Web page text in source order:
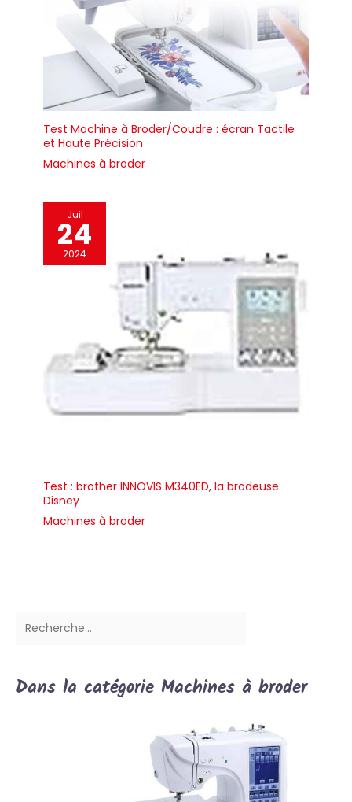
embellissez des quilts et
des textiles d’intérieur,
créez des pièces de
mode uniques ou
explorez simplement la
broderie comme un loisir
relaxant. La machine à
broder EOC05 s’adapte à
toutes vos envies
création totale Importez
vos propres motifs et
logiciel numérique de
photographies ou des
créations originales,
l’EOC05 donne vie à
votre vision grâce à une
broderie précise et
soignée.
Test Machine à Broder/Coudre : écran Tactile
et Haute Précision
Machines à broder
Juil
24
2024
Test : brother INNOVIS M340ED, la brodeuse
Disney
Machines à broder
Dans la catégorie Machines à broder